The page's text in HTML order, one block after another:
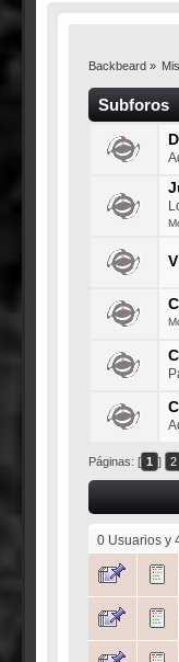
Backbeard»
Subforos
Páginas: [ 1 ] 2
0 Usuarios y